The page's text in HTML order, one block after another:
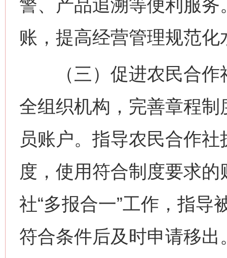
警、产品追溯等便利服
账，提高经营管理规范化
（三）促进农民合作
全组织机构，完善章程
员账户。指导农民合作
度，使用符合制度要求
社“多报合一”工作，指导
符合条件后及时申请移